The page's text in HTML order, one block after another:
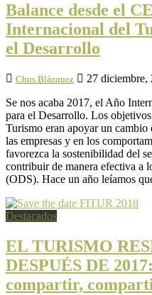
Balance desde el
Internacional del
el Desarrollo
Chus Blázquez
27 diciembre,
Se nos acaba 2017, el Año
para el Desarrollo. Los
Turismo eran apoyar un cambio
las empresas y en los
favorezca la sostenibilidad del
contribuir de manera efectiva a
(ODS). Hace un año leíamos
Destacados
EL TURISMO
DESPUÉS DE
compartir,